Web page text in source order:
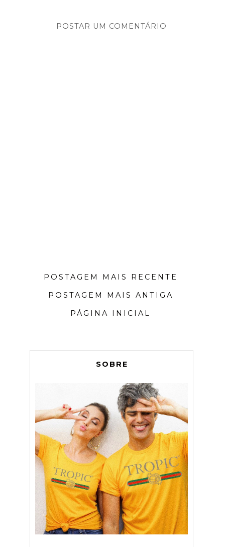
POSTAR UM COMENTÁRIO
POSTAGEM MAIS RECENTE
POSTAGEM MAIS ANTIGA
PÁGINA INICIAL
SOBRE